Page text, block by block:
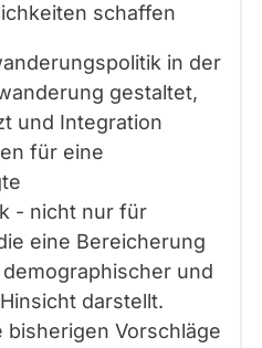
schaffen
in der
gestaltet,
und Integration
für eine
- nicht nur für
eine Bereicherung
und
darstellt.
bisherigen Vorschläge